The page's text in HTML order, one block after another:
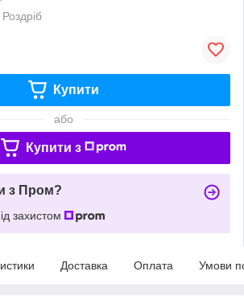
Роздріб
Купити
або
Купити з
з Пром?
захистом
Доставка Оплата Умови